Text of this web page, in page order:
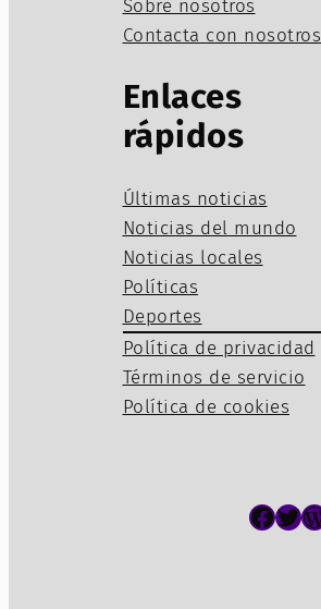
Sobre nosotros
Contacta con nosotros
Enlaces
rápidos
Últimas noticias
Noticias del mundo
Noticias locales
Políticas
Deportes
Política de privacidad
Términos de servicio
Política de cookies
Facebook Twitter WordPress